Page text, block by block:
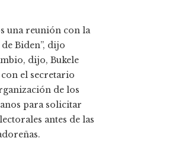
una reunión con la
Biden”, dijo
dijo, Bukele
el secretario
de los
para solicitar
antes de las